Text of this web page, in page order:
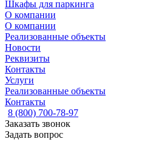
Шкафы для паркинга
О компании
О компании
Реализованные объекты
Новости
Реквизиты
Контакты
Услуги
Реализованные объекты
Контакты
8 (800) 700-78-97
Заказать звонок
Задать вопрос